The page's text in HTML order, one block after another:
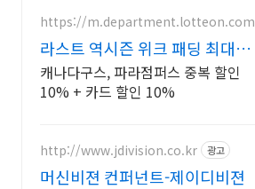
https://m.department.lotteon.com
라스트 역시즌 위크 패딩 최대
74% 할인
캐나다구스, 파라점퍼스 중복 할인
10% + 카드 할인 10%
http://www.jdivision.co.kr 광고
머신비젼 컨퍼넌트-제이디비젼